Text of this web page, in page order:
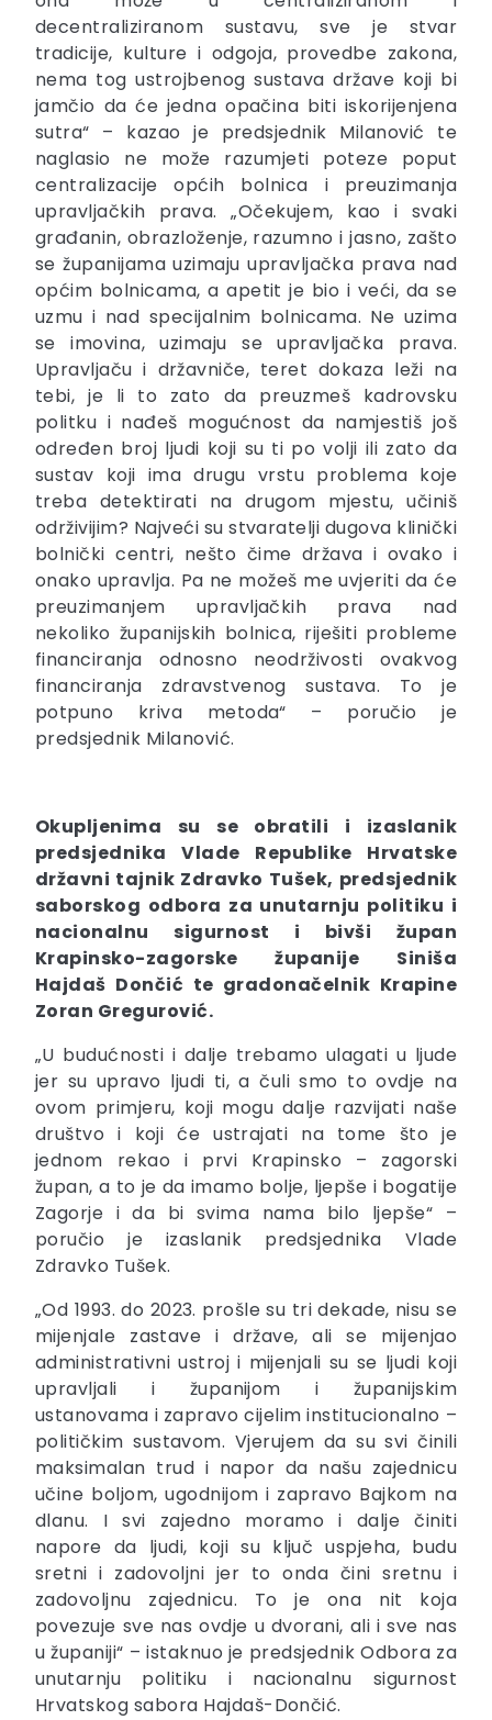
decentraliziranom sustavu, sve je stvar
tradicije, kulture i odgoja, provedbe zakona,
nema tog ustrojbenog sustava države koji bi
jamčio da će jedna opačina biti iskorijenjena
sutra“ – kazao je predsjednik Milanović te
naglasio ne može razumjeti poteze poput
centralizacije općih bolnica i preuzimanja
upravljačkih prava. „Očekujem, kao i svaki
građanin, obrazloženje, razumno i jasno, zašto
se županijama uzimaju upravljačka prava nad
općim bolnicama, a apetit je bio i veći, da se
uzmu i nad specijalnim bolnicama. Ne uzima
se imovina, uzimaju se upravljačka prava.
Upravljaču i državniče, teret dokaza leži na
tebi, je li to zato da preuzmeš kadrovsku
politku i nađeš mogućnost da namjestiš još
određen broj ljudi koji su ti po volji ili zato da
sustav koji ima drugu vrstu problema koje
treba detektirati na drugom mjestu, učiniš
održivijim? Najveći su stvaratelji dugova klinički
bolnički centri, nešto čime država i ovako i
onako upravlja. Pa ne možeš me uvjeriti da će
preuzimanjem upravljačkih prava nad
nekoliko županijskih bolnica, riješiti probleme
financiranja odnosno neodrživosti ovakvog
financiranja zdravstvenog sustava. To je
potpuno kriva metoda“ – poručio je
predsjednik Milanović.
Okupljenima su se obratili i izaslanik
predsjednika Vlade Republike Hrvatske
državni tajnik Zdravko Tušek, predsjednik
saborskog odbora za unutarnju politiku i
nacionalnu sigurnost i bivši župan
Krapinsko-zagorske županije Siniša
Hajdaš Dončić te gradonačelnik Krapine
Zoran Gregurović.
„U budućnosti i dalje trebamo ulagati u ljude
jer su upravo ljudi ti, a čuli smo to ovdje na
ovom primjeru, koji mogu dalje razvijati naše
društvo i koji će ustrajati na tome što je
jednom rekao i prvi Krapinsko – zagorski
župan, a to je da imamo bolje, ljepše i bogatije
Zagorje i da bi svima nama bilo ljepše“ –
poručio je izaslanik predsjednika Vlade
Zdravko Tušek.
„Od 1993. do 2023. prošle su tri dekade, nisu se
mijenjale zastave i države, ali se mijenjao
administrativni ustroj i mijenjali su se ljudi koji
upravljali i županijom i županijskim
ustanovama i zapravo cijelim institucionalno –
političkim sustavom. Vjerujem da su svi činili
maksimalan trud i napor da našu zajednicu
učine boljom, ugodnijom i zapravo Bajkom na
dlanu. I svi zajedno moramo i dalje činiti
napore da ljudi, koji su ključ uspjeha, budu
sretni i zadovoljni jer to onda čini sretnu i
zadovoljnu zajednicu. To je ona nit koja
povezuje sve nas ovdje u dvorani, ali i sve nas
u županiji“ – istaknuo je predsjednik Odbora za
unutarnju politiku i nacionalnu sigurnost
Hrvatskog sabora Hajdaš-Dončić.